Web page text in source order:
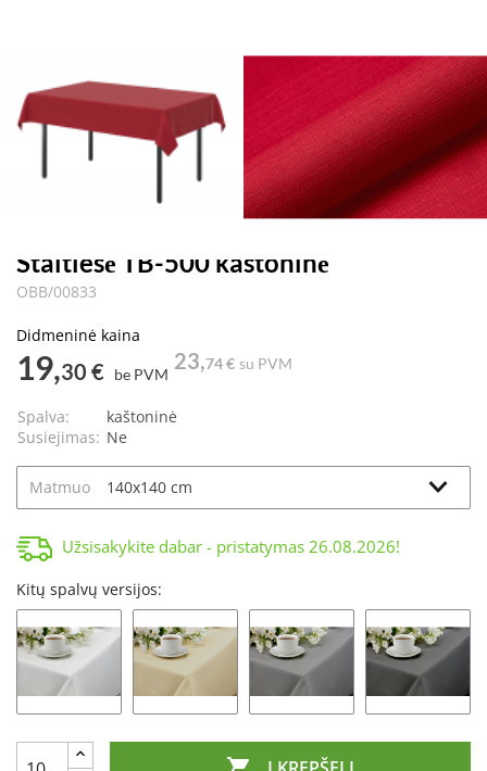
Staltiesė TB-500 kaštoninė
OBB/00833
Didmeninė kaina
19,30 € be PVM
23,74 € su PVM
Spalva:
kaštoninė
Susiejimas: Ne
Matmuo
Užsisakykite dabar - pristatymas 26.08.2026!
Kitų spalvų versijos: